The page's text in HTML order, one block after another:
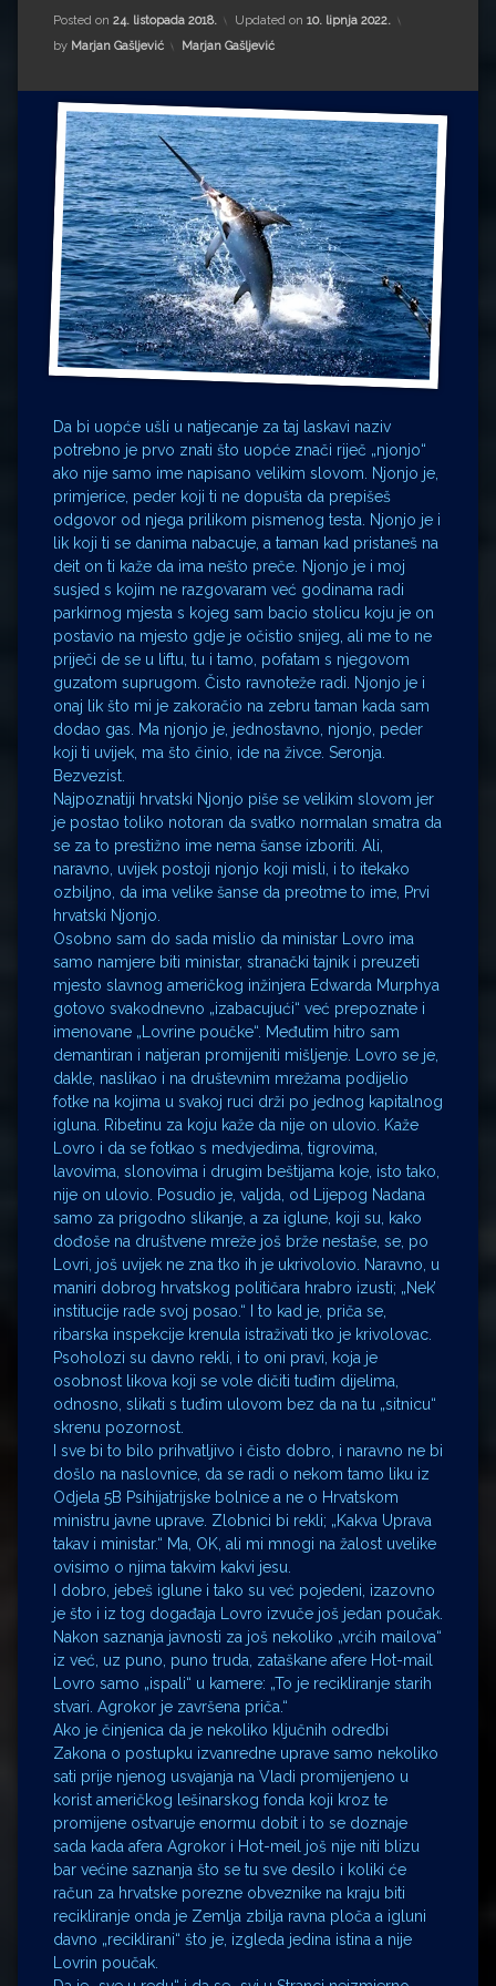
Drugi autori
Drugi autori
Matea Andrić
Ljiljana Lekanić-Kljaić
Željko Krznarić
Mario Lovreković
Miroslav Šantek
Posted on 24. listopada 2018. Updated on 10. lipnja 2022.
by Marjan Gašljević Kategorije:
Marjan Gašljević
Da bi uopće ušli u natjecanje za taj laskavi naziv
potrebno je prvo znati što uopće znači riječ „njonjo“
ako nije samo ime napisano velikim slovom. Njonjo je,
primjerice, peder koji ti ne dopušta da prepišeš
odgovor od njega prilikom pismenog testa. Njonjo je i
lik koji ti se danima nabacuje, a taman kad pristaneš na
deit on ti kaže da ima nešto preče. Njonjo je i moj
susjed s kojim ne razgovaram već godinama radi
parkirnog mjesta s kojeg sam bacio stolicu koju je on
postavio na mjesto gdje je očistio snijeg, ali me to ne
priječi de se u liftu, tu i tamo, pofatam s njegovom
guzatom suprugom. Čisto ravnoteže radi. Njonjo je i
onaj lik što mi je zakoračio na zebru taman kada sam
dodao gas. Ma njonjo je, jednostavno, njonjo, peder
koji ti uvijek, ma što činio, ide na živce. Seronja.
Bezvezist.
Najpoznatiji hrvatski Njonjo piše se velikim slovom jer
je postao toliko notoran da svatko normalan smatra da
se za to prestižno ime nema šanse izboriti. Ali,
naravno, uvijek postoji njonjo koji misli, i to itekako
ozbiljno, da ima velike šanse da preotme to ime, Prvi
hrvatski Njonjo.
Osobno sam do sada mislio da ministar Lovro ima
samo namjere biti ministar, stranački tajnik i preuzeti
mjesto slavnog američkog inžinjera Edwarda Murphya
gotovo svakodnevno „izabacujući“ već prepoznate i
imenovane „Lovrine poučke“. Međutim hitro sam
demantiran i natjeran promijeniti mišljenje. Lovro se je,
dakle, naslikao i na društevnim mrežama podijelio
fotke na kojima u svakoj ruci drži po jednog kapitalnog
igluna. Ribetinu za koju kaže da nije on ulovio. Kaže
Lovro i da se fotkao s medvjedima, tigrovima,
lavovima, slonovima i drugim beštijama koje, isto tako,
nije on ulovio. Posudio je, valjda, od Lijepog Nadana
samo za prigodno slikanje, a za iglune, koji su, kako
dođoše na društvene mreže još brže nestaše, se, po
Lovri, još uvijek ne zna tko ih je ukrivolovio. Naravno, u
maniri dobrog hrvatskog političara hrabro izusti; „Nek’
institucije rade svoj posao.“ I to kad je, priča se,
ribarska inspekcije krenula istraživati tko je krivolovac.
Psoholozi su davno rekli, i to oni pravi, koja je
osobnost likova koji se vole dičiti tuđim dijelima,
odnosno, slikati s tuđim ulovom bez da na tu „sitnicu“
skrenu pozornost.
I sve bi to bilo prihvatljivo i čisto dobro, i naravno ne bi
došlo na naslovnice, da se radi o nekom tamo liku iz
Odjela 5B Psihijatrijske bolnice a ne o Hrvatskom
ministru javne uprave. Zlobnici bi rekli; „Kakva Uprava
takav i ministar.“ Ma, OK, ali mi mnogi na žalost uvelike
ovisimo o njima takvim kakvi jesu.
I dobro, jebeš iglune i tako su već pojedeni, izazovno
je što i iz tog događaja Lovro izvuče još jedan poučak.
Nakon saznanja javnosti za još nekoliko „vrćih mailova“
iz već, uz puno, puno truda, zataškane afere Hot-mail
Lovro samo „ispali“ u kamere: „To je recikliranje starih
stvari. Agrokor je završena priča.“
Ako je činjenica da je nekoliko ključnih odredbi
Zakona o postupku izvanredne uprave samo nekoliko
sati prije njenog usvajanja na Vladi promijenjeno u
korist američkog lešinarskog fonda koji kroz te
promijene ostvaruje enormu dobit i to se doznaje
sada kada afera Agrokor i Hot-meil još nije niti blizu
bar većine saznanja što se tu sve desilo i koliki će
račun za hrvatske porezne obveznike na kraju biti
recikliranje onda je Zemlja zbilja ravna ploča a igluni
davno „reciklirani“ što je, izgleda jedina istina a nije
Lovrin poučak.